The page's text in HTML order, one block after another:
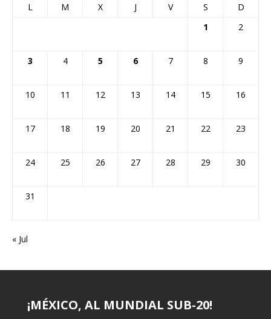
L M X J V S
D
1
2
3 4 5 6 7 8 9
10 11 12 13 14 15 16
17 18 19 20 21 22 23
24 25 26 27 28 29 30
31
« Jul
¡MÉXICO, AL MUNDIAL SUB-20!
¡VERACRUZ NO COMPITIÓ…
CASTILLO: «TENGO MÁS
CHUCHO: 62 AÑOS Y TRES GOLES
¡FRENAN PLAN DE INFANTINO!